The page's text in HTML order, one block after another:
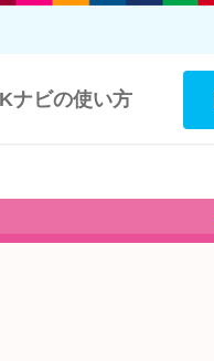
ナビの使い方